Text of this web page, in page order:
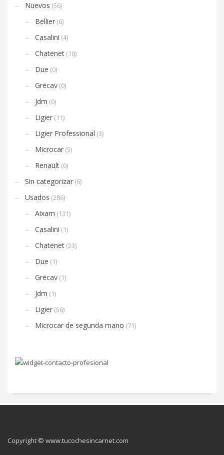
Nuevos (56)
Bellier (6)
Casalini (4)
Chatenet (10)
Due (0)
Grecav (0)
Jdm (0)
Ligier (11)
Ligier Professional (3)
Microcar (5)
Renault (0)
Sin categorizar (6)
Usados (286)
Aixam (131)
Casalini (1)
Chatenet (23)
Due (1)
Grecav (1)
Jdm (1)
Ligier (56)
Microcar de segunda mano (71)
Copyright © www.tucochesincarnet.com